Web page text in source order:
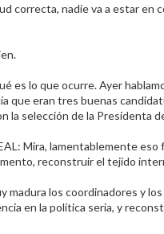
correcta, nadie va a estar
es lo que ocurre. Ayer
que eran tres buenas
la selección de la Presidenta
Mira, lamentablemente
reconstruir el tejido
madura los coordinadores y
en la política seria, y